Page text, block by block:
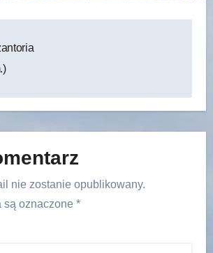
nie zostanie opublikowany.
są oznaczone *